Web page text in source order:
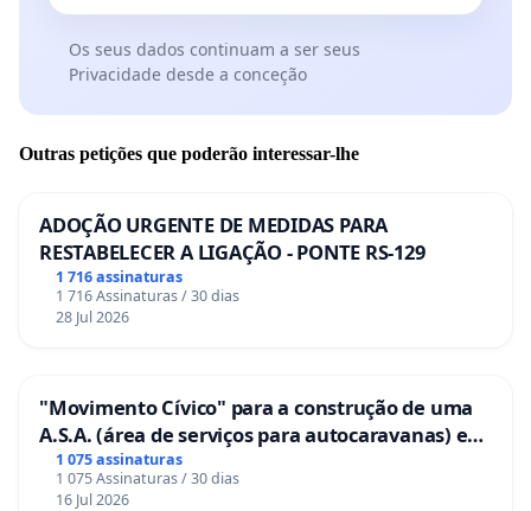
Os seus dados continuam a ser seus
Privacidade desde a conceção
Outras petições que poderão interessar-lhe
ADOÇÃO URGENTE DE MEDIDAS PARA
RESTABELECER A LIGAÇÃO - PONTE RS-129
1 716 assinaturas
1 716 Assinaturas / 30 dias
28 Jul 2026
"Movimento Cívico" para a construção de uma
A.S.A. (área de serviços para autocaravanas) em
Coimbra
1 075 assinaturas
1 075 Assinaturas / 30 dias
16 Jul 2026